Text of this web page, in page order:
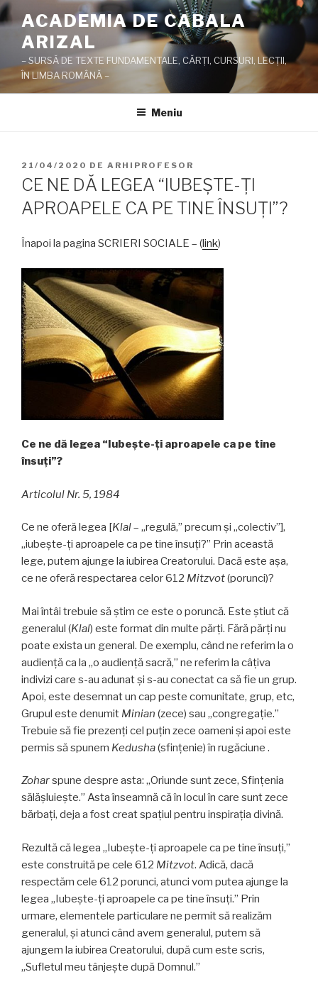
Sari
la
conținut
ACADEMIA DE CABALA
ARIZAL
– SURSĂ DE TEXTE FUNDAMENTALE, CĂRŢI, CURSURI, LECŢII,
ÎN LIMBA ROMÂNĂ –
Meniu
PUBLICAT
PE
21/04/2020 DE ARHIPROFESOR
CE NE DĂ LEGEA “IUBEŞTE-ŢI
APROAPELE CA PE TINE ÎNSUŢI”?
Înapoi la pagina SCRIERI SOCIALE – (link)
Ce ne dă legea “Iubeşte-ţi aproapele ca pe tine
însuţi”?
Articolul Nr. 5, 1984
Ce ne oferă legea [Klal– „regulă,” precum şi „colectiv”],
„iubeşte-ţi aproapele ca pe tine însuţi?” Prin această
lege, putem ajunge la iubirea Creatorului. Dacă este aşa,
ce ne oferă respectarea celor 612 Mitzvot(porunci)?
Mai întâi trebuie să ştim ce este o poruncă. Este ştiut că
generalul (Klal) este format din multe părţi. Fără părţi nu
poate exista un general. De exemplu, când ne referim la o
audienţă ca la „o audienţă sacră,” ne referim la câţiva
indivizi care s-au adunat şi s-au conectat ca să fie un grup.
Apoi, este desemnat un cap peste comunitate, grup, etc,
Grupul este denumit Minian (zece) sau „congregaţie.”
Trebuie să fie prezenţi cel puţin zece oameni şi apoi este
permis să spunem Kedusha(sfinţenie) în rugăciune .
Zoharspune despre asta: „Oriunde sunt zece, Sfinţenia
sălăşluieşte.” Asta înseamnă că în locul în care sunt zece
bărbaţi, deja a fost creat spaţiul pentru inspiraţia divină.
Rezultă că legea „Iubeşte-ţi aproapele ca pe tine însuţi,”
este construită pe cele 612 Mitzvot. Adică, dacă
respectăm cele 612 porunci, atunci vom putea ajunge la
legea „Iubeşte-ţi aproapele ca pe tine însuţi.” Prin
urmare, elementele particulare ne permit să realizăm
generalul, şi atunci când avem generalul, putem să
ajungem la iubirea Creatorului, după cum este scris,
„Sufletul meu tânjeşte după Domnul.”